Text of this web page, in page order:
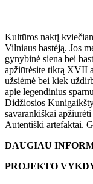
Kultūros naktį
Vilniaus bastėją. Jos
gynybinė siena bei
apžiūrėsite tikrą XVII
užsiėmė bei kiek
apie legendinius
Didžiosios
savarankiškai
Autentiški artefaktai.
DAUGIAU
PROJEKTO